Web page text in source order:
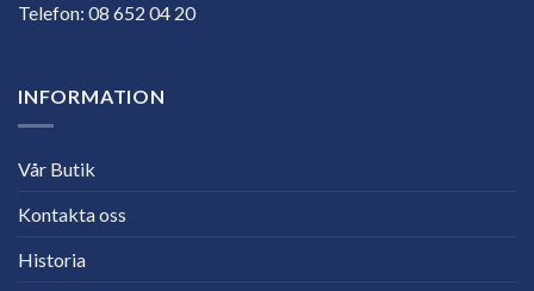
Telefon: 08 652 04 20
INFORMATION
Vår Butik
Kontakta oss
Historia